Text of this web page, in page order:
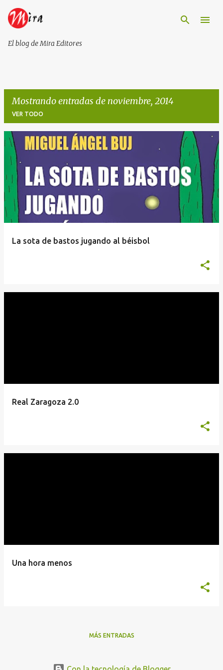
El blog de Mira Editores
Mostrando entradas de noviembre, 2014
VER TODO
E
r
a
d
La sota de bastos jugando al béisbol
Real Zaragoza 2.0
Una hora menos
MÁS ENTRADAS